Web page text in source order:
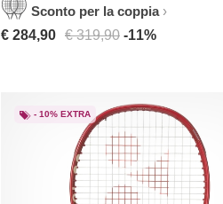
Sconto per la coppia
€ 284,90 € 319,90 -11%
- 10% EXTRA